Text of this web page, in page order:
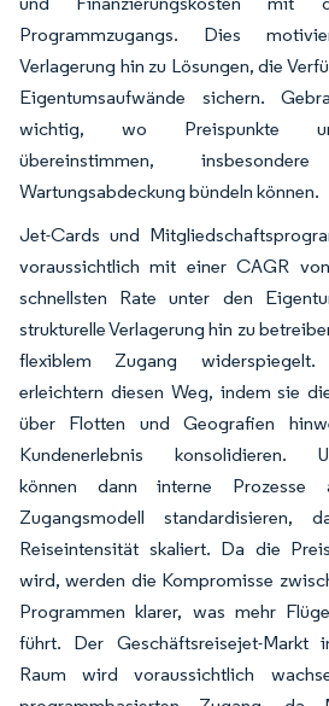
Programmzugangs. Dies
Verlagerung hin zu Lösungen, die
Eigentumsaufwände sichern.
wichtig, wo Preispunkte
übereinstimmen,
Wartungsabdeckung bündeln können.
Jet-Cards und
voraussichtlich mit einer CAGR
schnellsten Rate unter den
strukturelle Verlagerung hin zu
flexiblem Zugang
erleichtern diesen Weg, indem sie
über Flotten und Geografien
Kundenerlebnis konsolidieren.
können dann interne Prozesse
Zugangsmodell
Reiseintensität skaliert. Da die
wird, werden die Kompromisse
Programmen klarer, was mehr
führt. Der Geschäftsreisejet-Markt
Raum wird voraussichtlich